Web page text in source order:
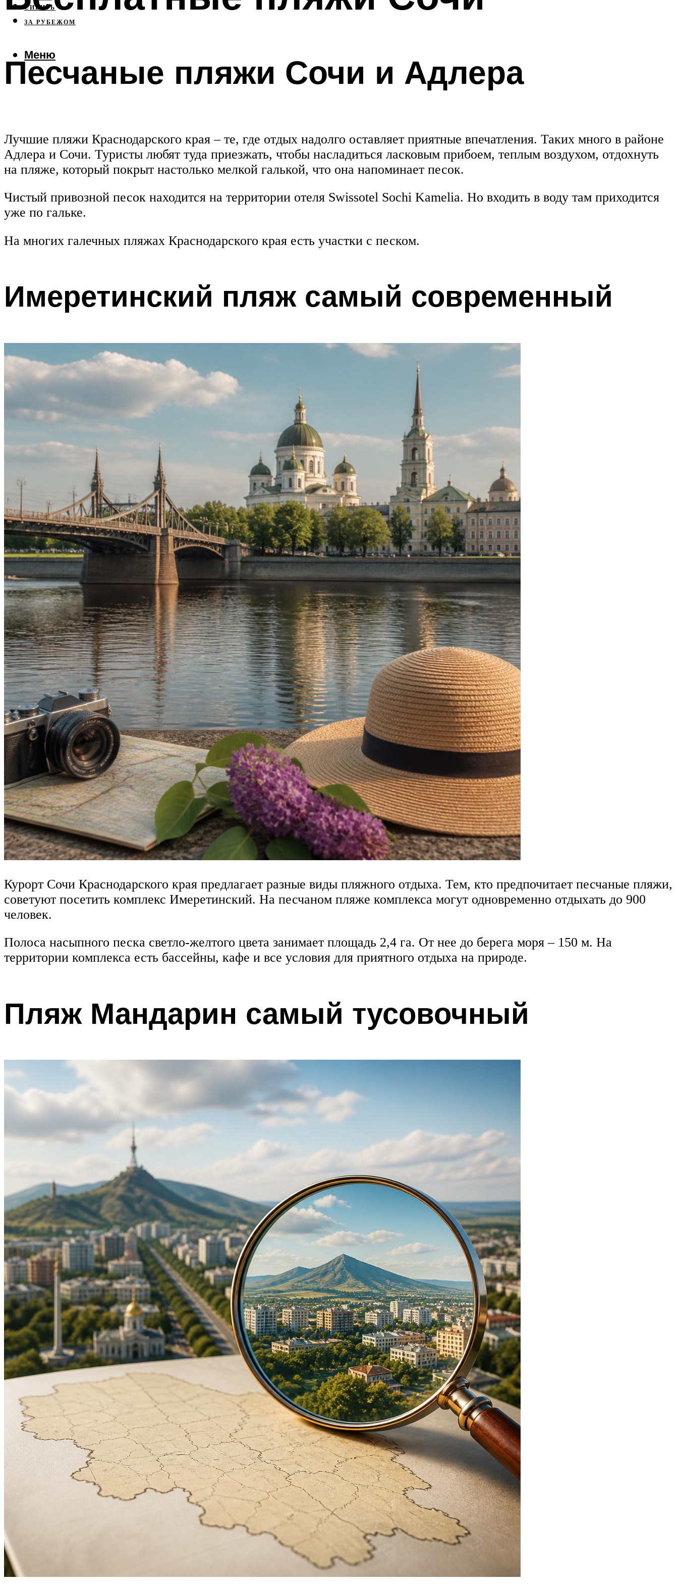
СИБИРЬ
ЗА РУБЕЖОМ
Меню
Песчаные пляжи Сочи и Адлера
Лучшие пляжи Краснодарского края – те, где отдых надолго оставляет приятные впечатления. Таких много в районе
Адлера и Сочи. Туристы любят туда приезжать, чтобы насладиться ласковым прибоем, теплым воздухом, отдохнуть
на пляже, который покрыт настолько мелкой галькой, что она напоминает песок.
Чистый привозной песок находится на территории отеля Swissotel Sochi Kamelia. Но входить в воду там приходится
уже по гальке.
На многих галечных пляжах Краснодарского края есть участки с песком.
Имеретинский пляж самый современный
Курорт Сочи Краснодарского края предлагает разные виды пляжного отдыха. Тем, кто предпочитает песчаные пляжи,
советуют посетить комплекс Имеретинский. На песчаном пляже комплекса могут одновременно отдыхать до 900
человек.
Полоса насыпного песка светло-желтого цвета занимает площадь 2,4 га. От нее до берега моря – 150 м. На
территории комплекса есть бассейны, кафе и все условия для приятного отдыха на природе.
Пляж Мандарин самый тусовочный